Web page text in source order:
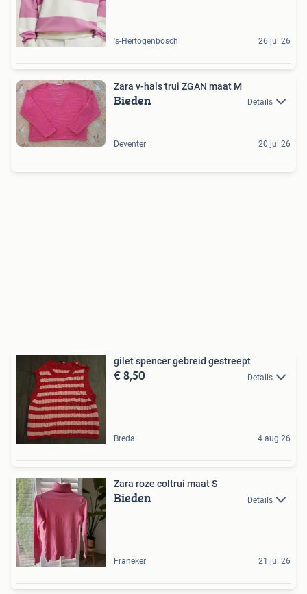
's-Hertogenbosch 26 jul 26
Zara v-hals trui ZGAN maat M
Bieden Details
Deventer 20 jul 26
gilet spencer gebreid gestreept
€ 8,50 Details
Breda 4 aug 26
Zara roze coltrui maat S
Bieden Details
Franeker 21 jul 26